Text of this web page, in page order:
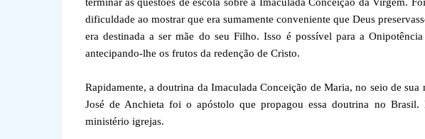
dificuldade ao mostrar que era sumamente conveniente que Deus
era destinada a ser mãe do seu Filho. Isso é possível para a
antecipando-lhe os frutos da redenção de Cristo.
Rapidamente, a doutrina da Imaculada Conceição de Maria, no seio de
José de Anchieta foi o apóstolo que propagou essa doutrina no
ministério igrejas.